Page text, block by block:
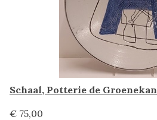
Schaal, Potterie de Groenekan
€ 75,00